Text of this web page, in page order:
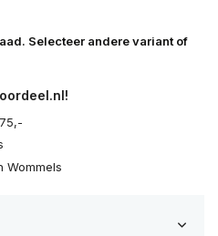
Selecteer andere variant of
Wommels